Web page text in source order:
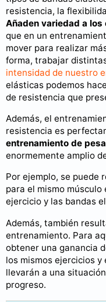
resistencia, la
Añaden variedad a
que en un
mover para realizar
forma, trabajar
intensidad de nuestro
elásticas podemos
de resistencia que
Además, el
resistencia es
entrenamiento de
enormemente amplio
Por ejemplo, se puede
para el mismo
ejercicio y las bandas
Además, también
entrenamiento. Para
obtener una ganancia
los mismos ejercicios
llevarán a una
progreso.